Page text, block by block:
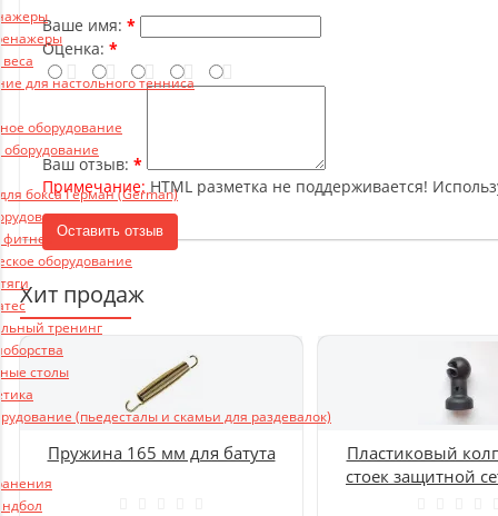
для настольного тенниса
оборудование
бокса Герман (German)
оборудование
тренинг
столы
(пьедесталы и скамьи для раздевалок)
Ваше имя:
Оценка:
Ваш отзыв:
Примечание: HTML разметка не поддерживается!
Оставить отзыв
Хит продаж
Пружина 165 мм для батута
Пластиковый
стоек защитной